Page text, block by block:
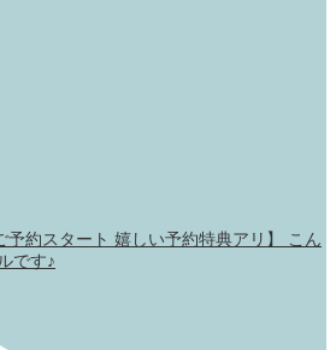
予約スタート 嬉しい予約特典アリ】 こん
です♪